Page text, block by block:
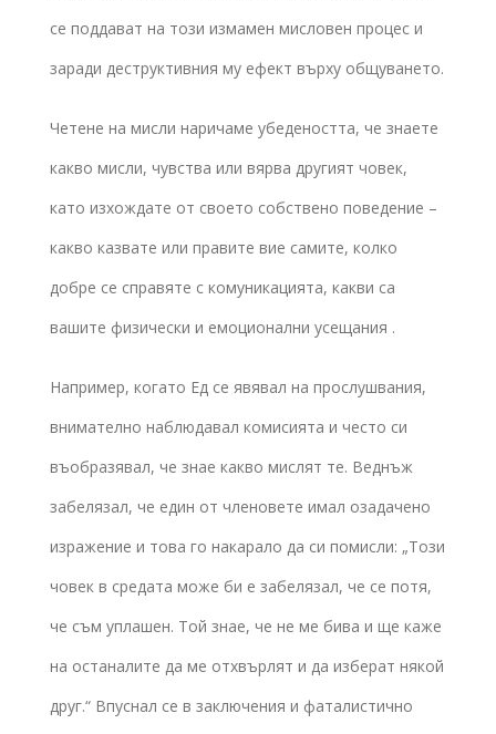
се поддават на този измамен мисловен процес и
заради деструктивния му ефект върху общуването.
Четене на мисли наричаме убедеността, че знаете
какво мисли, чувства или вярва другият човек,
като изхождате от своето собствено поведение –
какво казвате или правите вие самите, колко
добре се справяте с комуникацията, какви са
вашите физически и емоционални усещания .
Например, когато Ед се явявал на прослушвания,
внимателно наблюдавал комисията и често си
въобразявал, че знае какво мислят те. Веднъж
забелязал, че един от членовете имал озадачено
изражение и това го накарало да си помисли: „Този
човек в средата може би е забелязал, че се потя,
че съм уплашен. Той знае, че не ме бива и ще каже
на останалите да ме отхвърлят и да изберат някой
друг.“ Впуснал се в заключения и фаталистично